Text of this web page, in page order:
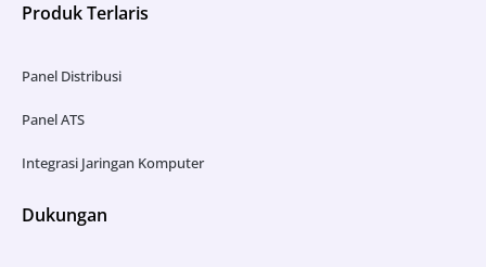
Produk Terlaris
Panel Distribusi
Panel ATS
Integrasi Jaringan Komputer
Dukungan